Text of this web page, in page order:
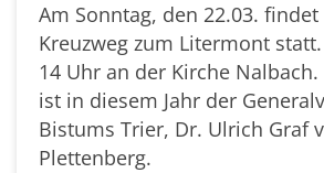
Am Sonntag, den 22.03.
Kreuzweg zum Litermont
14 Uhr an der Kirche
ist in diesem Jahr der
Bistums Trier, Dr. Ulrich Graf
Plettenberg.